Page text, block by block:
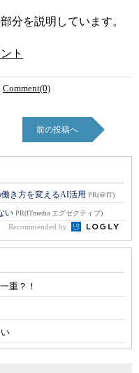
分を説明しています。
ト
Comment(0)
前の投稿へ
き方を変えるAI活用 PR(＠IT)
い PR(ITmedia エグゼクティブ)
Recommended by
重？！